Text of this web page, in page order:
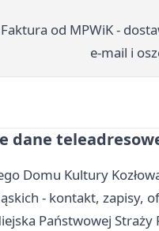
od MPWiK -
e-mail i
dane
Domu Kultury
- kontakt, zapisy,
Państwowej Straży